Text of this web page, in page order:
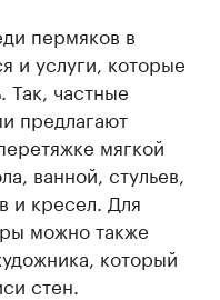
пермяков в
и услуги, которые
Так, частные
предлагают
мягкой
ванной, стульев,
и кресел. Для
можно также
который
стен.